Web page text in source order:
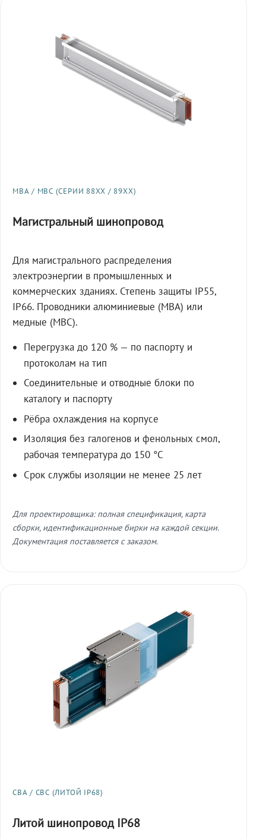
МВА / МВС (СЕРИИ 88XX / 89XX)
Магистральный шинопровод
Для магистрального распределения
электроэнергии в промышленных и
коммерческих зданиях. Степень защиты IP55,
IP66. Проводники алюминиевые (МВА) или
медные (МВС).
Перегрузка до 120 % — по паспорту и
протоколам на тип
Соединительные и отводные блоки по
каталогу и паспорту
Рёбра охлаждения на корпусе
Изоляция без галогенов и фенольных смол,
рабочая температура до 150 °C
Срок службы изоляции не менее 25 лет
Для проектировщика: полная спецификация, карта
сборки, идентификационные бирки на каждой секции.
Документация поставляется с заказом.
СВА / СВС (ЛИТОЙ IP68)
Литой шинопровод IP68